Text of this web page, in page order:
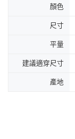
顏色
尺寸
平量
建議適穿尺寸
產地